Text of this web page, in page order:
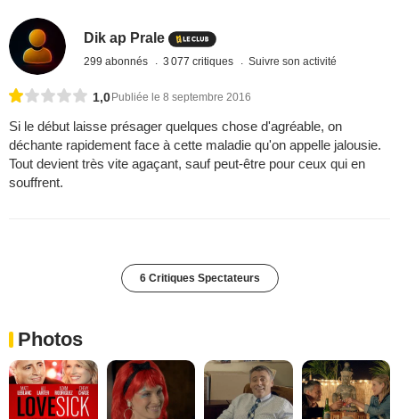
Dik ap Prale
299 abonnés 3 077 critiques Suivre son activité
1,0 Publiée le 8 septembre 2016
Si le début laisse présager quelques chose d'agréable, on
déchante rapidement face à cette maladie qu'on appelle jalousie.
Tout devient très vite agaçant, sauf peut-être pour ceux qui en
souffrent.
6 Critiques Spectateurs
Photos